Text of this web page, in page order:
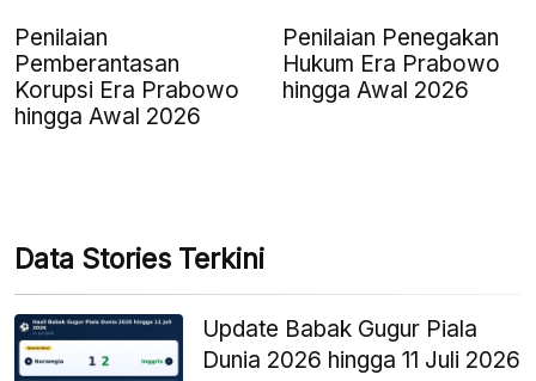
Penilaian
Pemberantasan
Korupsi Era Prabowo
hingga Awal 2026
Penilaian Penegakan
Hukum Era Prabowo
hingga Awal 2026
Data Stories Terkini
Update Babak Gugur Piala
Dunia 2026 hingga 11 Juli 2026